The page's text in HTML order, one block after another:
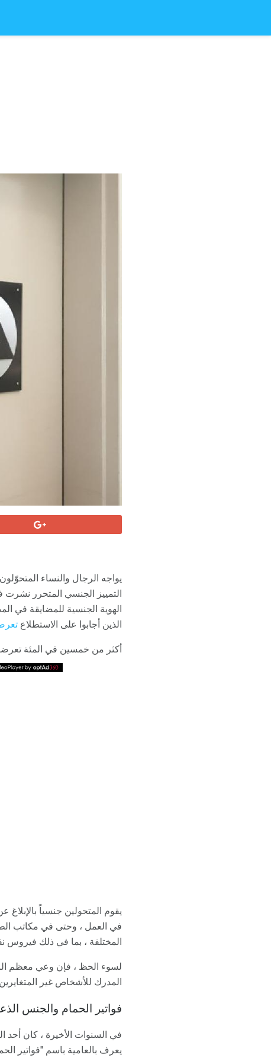
يواجه الرجال والنساء
الهوية الجنسية للمضايقة في
الذين أجابوا على الاستطلاع
أكثر من خمسين في المئة
يقوم المتحولين جنسياً
في العمل ، وحتى في مكاتب
المختلفة ، بما في ذلك فيروس
لسوء الحظ ، فإن وعي معظم
المدرك للأشخاص غير
فواتير الحمام والجنس
في السنوات الأخيرة ، كان أحد
يعرف بالعامية باسم "فواتير